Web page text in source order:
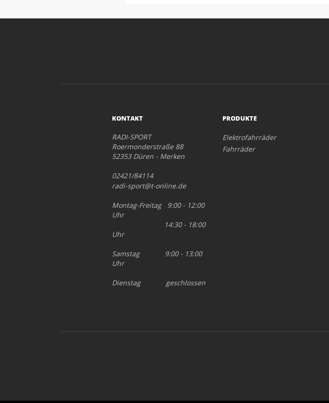
KONTAKT
RADI-SPORT
Roermonderstraße 88
52353 Düren - Merken
02421/84114
radi-sport@t-online.de
Montag-Freitag 9:00 - 12:00
Uhr
14:30 - 18:00
Uhr
Samstag 9:00 - 13:00
Uhr
Dienstag geschlossen
PRODUKTE
Elektrofahrräder
Fahrräder